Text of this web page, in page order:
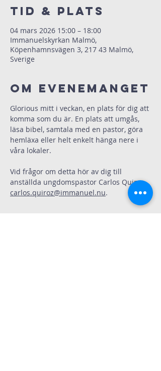
Tid & Plats
04 mars 2026 15:00 – 18:00
Immanuelskyrkan Malmö,
Köpenhamnsvägen 3, 217 43 Malmö,
Sverige
Om evenemanget
Glorious mitt i veckan, en plats för dig att
komma som du är. En plats att umgås,
läsa bibel, samtala med en pastor, göra
hemläxa eller helt enkelt hänga nere i
våra lokaler.
Vid frågor om detta hör av dig till
anställda ungdomspastor Carlos Quiroz
carlos.quiroz@immanuel.nu.